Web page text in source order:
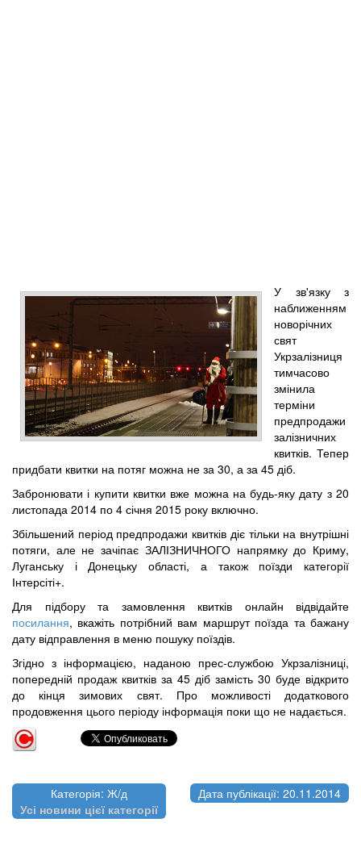
У зв'язку з
наближенням
новорічних
свят
Укрзалізниця
тимчасово
змінила
терміни
предпродажи
залізничних
квитків. Тепер
придбати квитки на потяг можна не за 30, а за 45 діб.
Забронювати і купити квитки вже можна на будь-яку дату з 20
листопада 2014 по 4 січня 2015 року включно.
Збільшений період предпродажи квитків діє тільки на внутрішні
потяги, але не зачіпає ЗАЛІЗНИЧНОГО напрямку до Криму,
Луганську і Донецьку області, а також поїзди категорії
Інтерсіті+.
Для підбору та замовлення квитків онлайн відвідайте
посилання, вкажіть потрібний вам маршрут поїзда та бажану
дату відправлення в меню пошуку поїздів.
Згідно з інформацією, наданою прес-службою Укрзалізниці,
попередній продаж квитків за 45 діб замість 30 буде відкрито
до кінця зимових свят. Про можливості додаткового
продовження цього періоду інформація поки що не надається.
Категорія: Ж/д
Усі новини цієї категорії
Дата публікації: 20.11.2014